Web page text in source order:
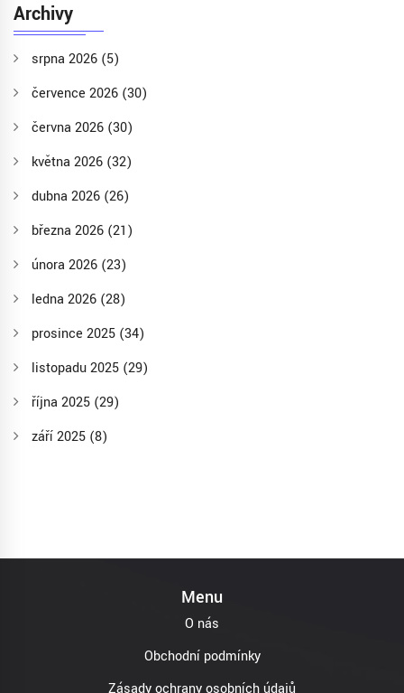
Archivy
srpna 2026 (5)
července 2026 (30)
června 2026 (30)
května 2026 (32)
dubna 2026 (26)
března 2026 (21)
února 2026 (23)
ledna 2026 (28)
prosince 2025 (34)
listopadu 2025 (29)
října 2025 (29)
září 2025 (8)
Menu
O nás
Obchodní podmínky